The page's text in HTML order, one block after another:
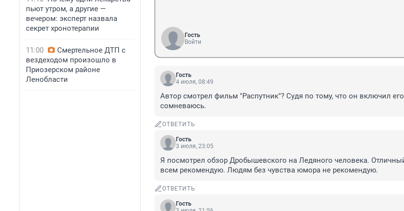
пьют утром, а другие —
вечером: эксперт назвала
секрет хронотерапии
11:00
Смертельное ДТП с
вездеходом произошло в
Приозерском районе
Ленобласти
Гость
Войти
Гость
4 июля, 08:49
Автор смотрел фильм "Распутник"? Судя по тому, что он включил
сомневаюсь.
ОТВЕТИТЬ
Гость
3 июля, 23:05
Я посмотрел обзор Дробышевского на Ледяного человека.
всем рекомендую. Людям без чувства юмора не рекомендую.
ОТВЕТИТЬ
Гость